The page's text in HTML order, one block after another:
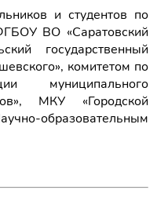
и студентов по
ВО «Саратовский
государственный
комитетом по
муниципального
МКУ «Городской
образовательным